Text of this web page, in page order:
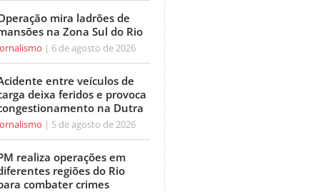
mira ladrões de
na Zona Sul do Rio
6 de agosto de 2026
entre veículos de
deixa feridos e provoca
na Dutra
5 de agosto de 2026
realiza operações em
regiões do Rio
combater crimes